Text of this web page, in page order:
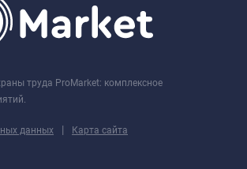
труда ProMarket: комплексное
данных | Карта сайта